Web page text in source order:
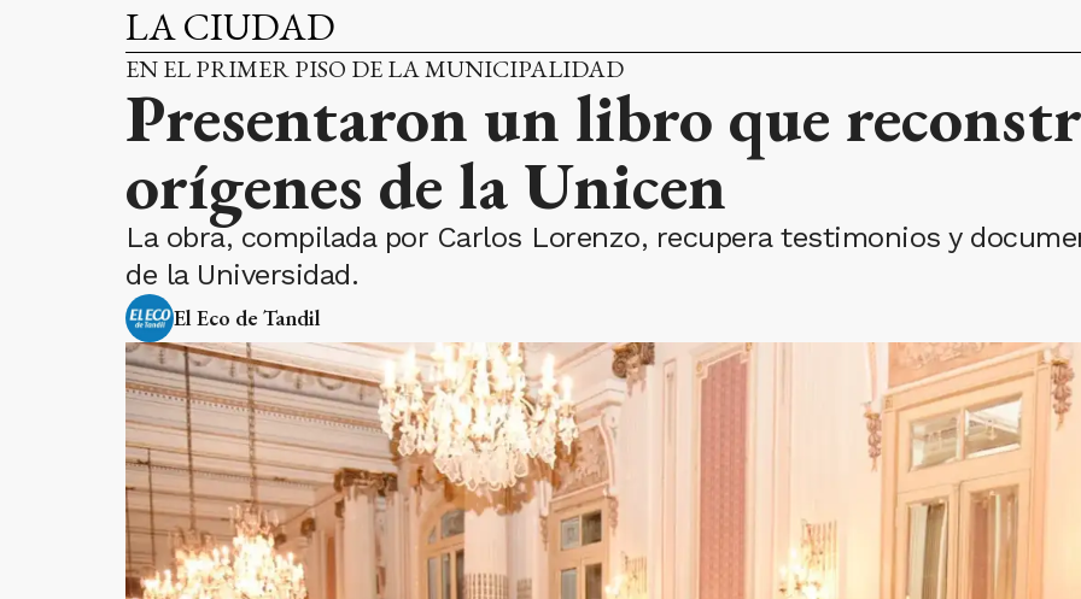
LA CIUDAD
EN EL PRIMER PISO DE LA MUNICIPALIDAD
Presentaron un libro que
orígenes de la Unicen
La obra, compilada por Carlos Lorenzo, recupera testimonios y
de la Universidad.
El Eco de Tandil